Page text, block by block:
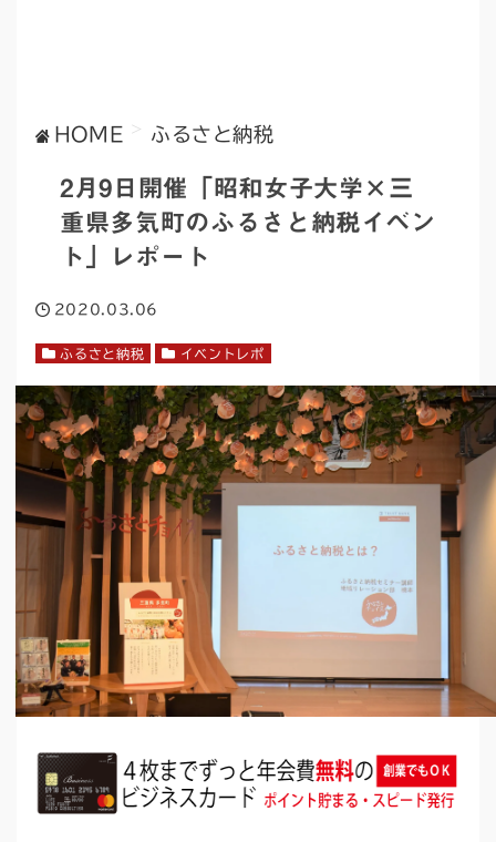
HOME > ふるさと納税
2月9日開催「昭和女子大学×三
重県多気町のふるさと納税イベン
ト」レポート
2020.03.06
ふるさと納税 イベントレポ